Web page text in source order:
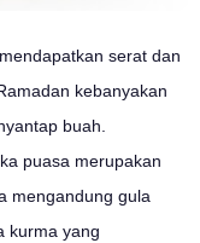
serat dan
kebanyakan
buah.
puasa merupakan
mengandung gula
kurma yang